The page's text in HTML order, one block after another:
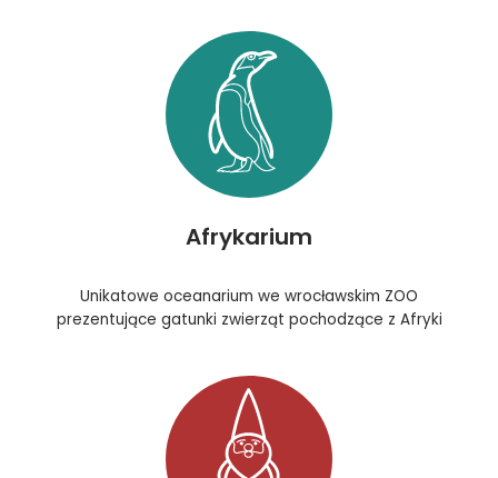
Afrykarium
Unikatowe oceanarium we wrocławskim ZOO
prezentujące gatunki zwierząt pochodzące z Afryki